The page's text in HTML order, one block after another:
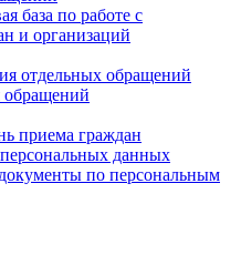
база по работе с
и организаций
отдельных обращений
обращений
приема граждан
данных
по персональным